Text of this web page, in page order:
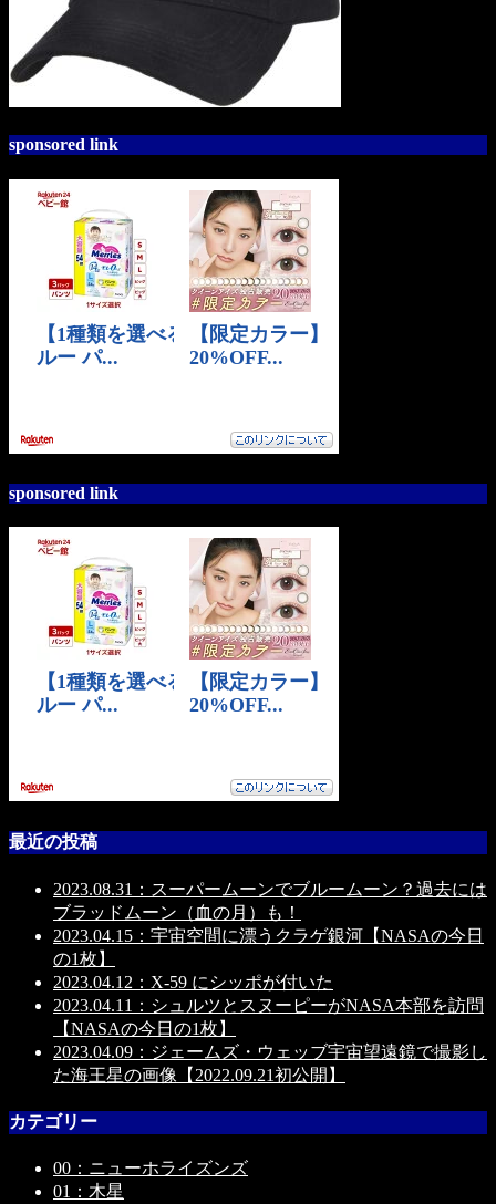
sponsored link
sponsored link
最近の投稿
2023.08.31：スーパームーンでブルームーン？過去には
ブラッドムーン（血の月）も！
2023.04.15：宇宙空間に漂うクラゲ銀河【NASAの今日
の1枚】
2023.04.12：X-59 にシッポが付いた
2023.04.11：シュルツとスヌーピーがNASA本部を訪問
【NASAの今日の1枚】
2023.04.09：ジェームズ・ウェッブ宇宙望遠鏡で撮影し
た海王星の画像【2022.09.21初公開】
カテゴリー
00：ニューホライズンズ
01：木星